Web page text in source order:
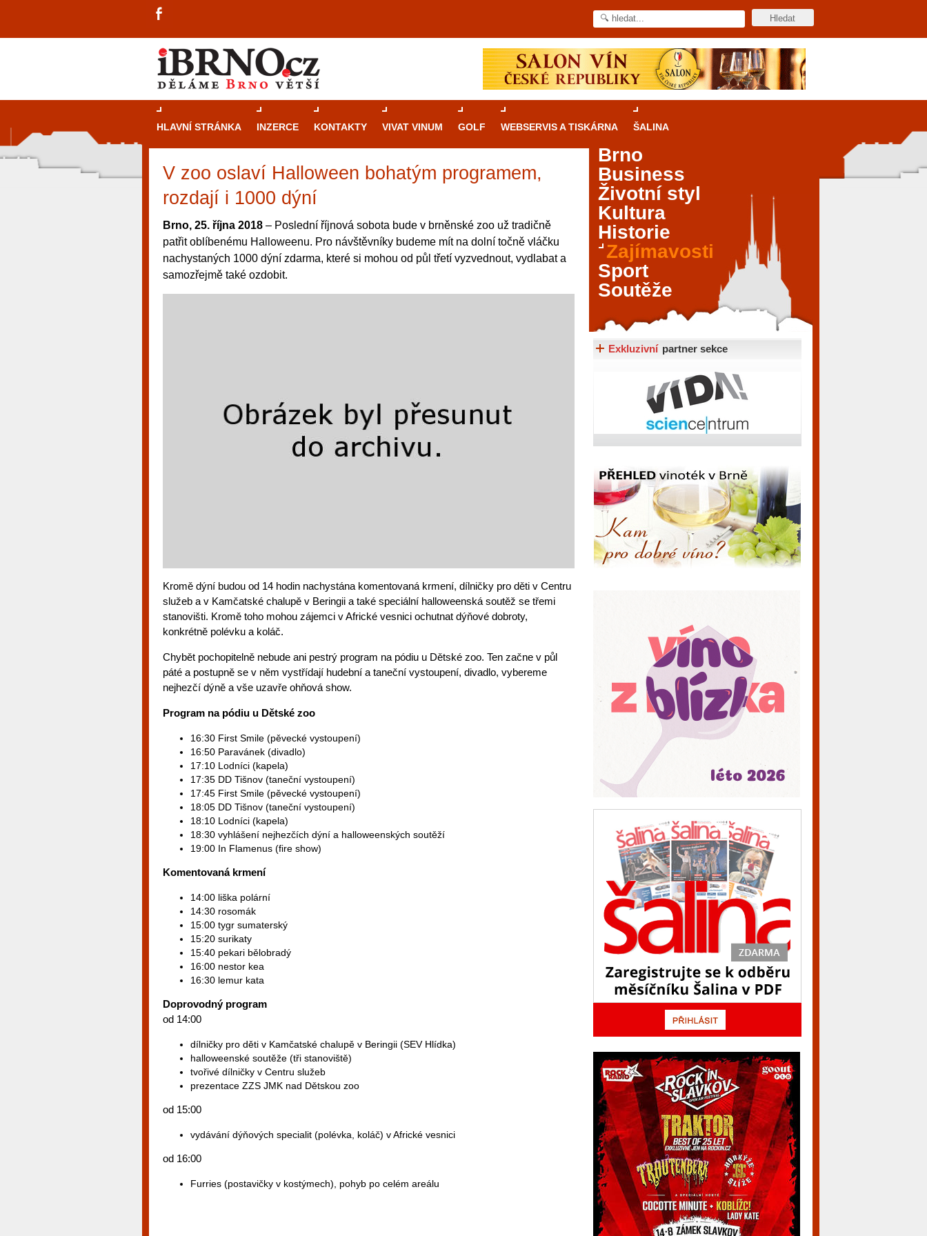
HLAVNÍ STRÁNKA INZERCE KONTAKTY VIVAT VINUM GOLF WEBSERVIS A TISKÁRNA ŠALINA
V zoo oslaví Halloween bohatým programem,
rozdají i 1000 dýní
Brno, 25. října 2018 – Poslední říjnová sobota bude v brněnské zoo už tradičně
patřit oblíbenému Halloweenu. Pro návštěvníky budeme mít na dolní točně vláčku
nachystaných 1000 dýní zdarma, které si mohou od půl třetí vyzvednout, vydlabat a
samozřejmě také ozdobit.
Kromě dýní budou od 14 hodin nachystána komentovaná krmení, dílničky pro děti v Centru
služeb a v Kamčatské chalupě v Beringii a také speciální halloweenská soutěž se třemi
stanovišti. Kromě toho mohou zájemci v Africké vesnici ochutnat dýňové dobroty,
konkrétně polévku a koláč.
Chybět pochopitelně nebude ani pestrý program na pódiu u Dětské zoo. Ten začne v půl
páté a postupně se v něm vystřídají hudební a taneční vystoupení, divadlo, vybereme
nejhezčí dýně a vše uzavře ohňová show.
Program na pódiu u Dětské zoo
16:30 First Smile (pěvecké vystoupení)
16:50 Paravánek (divadlo)
17:10 Lodníci (kapela)
17:35 DD Tišnov (taneční vystoupení)
17:45 First Smile (pěvecké vystoupení)
18:05 DD Tišnov (taneční vystoupení)
18:10 Lodníci (kapela)
18:30 vyhlášení nejhezčích dýní a halloweenských soutěží
19:00 In Flamenus (fire show)
Komentovaná krmení
14:00 liška polární
14:30 rosomák
15:00 tygr sumaterský
15:20 surikaty
15:40 pekari bělobradý
16:00 nestor kea
16:30 lemur kata
Doprovodný program
od 14:00
dílničky pro děti v Kamčatské chalupě v Beringii (SEV Hlídka)
halloweenské soutěže (tři stanoviště)
tvořivé dílničky v Centru služeb
prezentace ZZS JMK nad Dětskou zoo
od 15:00
vydávání dýňových specialit (polévka, koláč) v Africké vesnici
od 16:00
Furries (postavičky v kostýmech), pohyb po celém areálu
Průvodcekasinovými hrami v Brně: Od
Brno je městem známým pro zajímavé památky, skvělé
restaurace, divadla a univerzity. Mimo jiné je ale také
místem, kde si můžete legálně a bezpečně vyzkoušet
různé kasinové hry. V neustále kvetoucí moravské
Brno
Business
Životní styl
Kultura
Historie
Zajímavosti
Sport
Soutěže
Exkluzivní partner sekce